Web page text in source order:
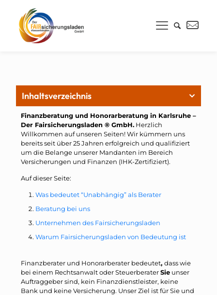
Finanzberatung und Honorarberatung in Karlsruhe –
Der Fairsicherungsladen ® GmbH. Herzlich
Willkommen auf unseren Seiten! Wir kümmern uns
bereits seit über 25 Jahren erfolgreich und qualifiziert
um die Belange unserer Mandanten im Bereich
Versicherungen und Finanzen (IHK-Zertifiziert).
Auf dieser Seite:
Was bedeutet “Unabhängig” als Berater
Beratung bei uns
Unternehmen des Fairsicherungsladen
Warum Fairsicherungsladen von Bedeutung ist
Inhaltsverzeichnis
Finanzberater und Honorarberater bedeutet, dass wie
bei einem Rechtsanwalt oder SteuerberaterSie unser
Auftraggeber sind, kein Finanzdienstleister, keine
Bank und keine Versicherung. Unser Ziel ist für Sie und